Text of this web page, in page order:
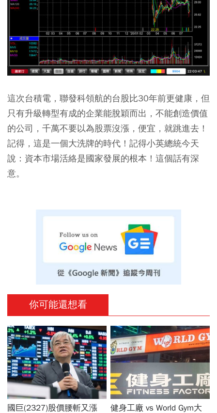
這次台積電，聯發科領航的台股比30年前更健康，但
只有升級轉型有成的企業能脫穎而出，不能創造價值
的公司，千萬不要以為股票沒漲，便宜，就跳進去！
記得，這是一個大洗牌的時代！記得小英總統今天
說：資本市場活絡是國家發展的根本！這個話有深
意。
你可能還想看
國巨(2327)股價腰斬又漲
健身工廠 vs World Gym大